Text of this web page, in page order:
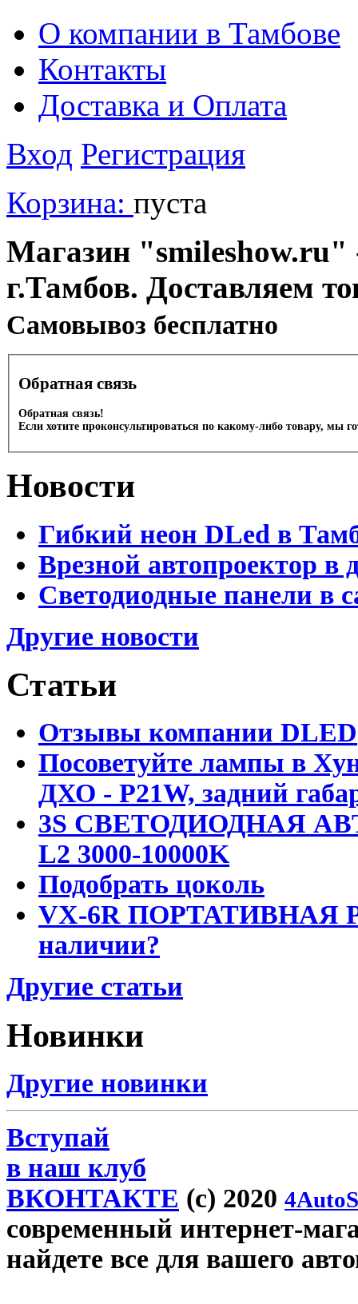
О компании в Тамбове
Контакты
Доставка и Оплата
Вход Регистрация
Корзина: пуста
Магазин "smileshow.ru"
г.Тамбов. Доставляем
Cамовывоз бесплатно
Обратная связь
Обратная связь!
Если хотите проконсультироваться по какому-либо товару, мы
Новости
Гибкий неон DLed в
Врезной автопроектор в
Светодиодные панели в
Другие новости
Статьи
Отзывы компании DLED
Посоветуйте лампы в
ДХО - P21W, задний
3S СВЕТОДИОДНАЯ
L2 3000-10000K
Подобрать цоколь
VX-6R ПОРТАТИВНАЯ
наличии?
Другие статьи
Новинки
Другие новинки
Вступай
в наш клуб
ВКОНТАКТЕ (c) 2020
современный интернет-
найдете все для вашего